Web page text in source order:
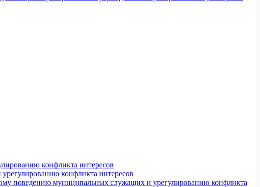
конфликта интересов
конфликта интересов
поведению муниципальных служащих и урегулированию конфликта